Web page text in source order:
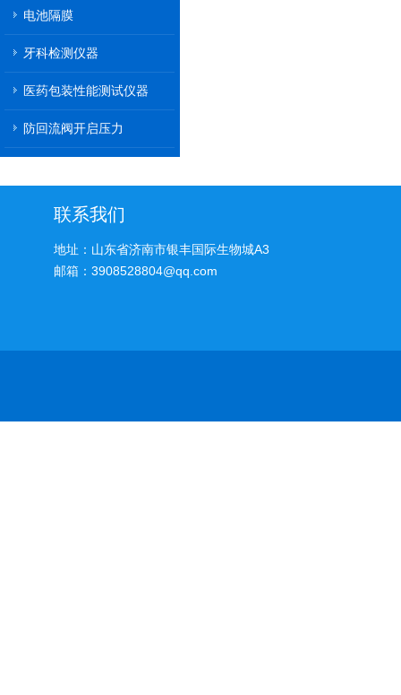
电池隔膜
牙科检测仪器
医药包装性能测试仪器
防回流阀开启压力
联系我们
地址：山东省济南市银丰国际生物城A3
邮箱：3908528804@qq.com